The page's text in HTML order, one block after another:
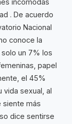
incómodas
. De acuerdo
Nacional
conoce la
un 7% los
papel
el 45%
vida sexual, al
siente más
dice sentirse